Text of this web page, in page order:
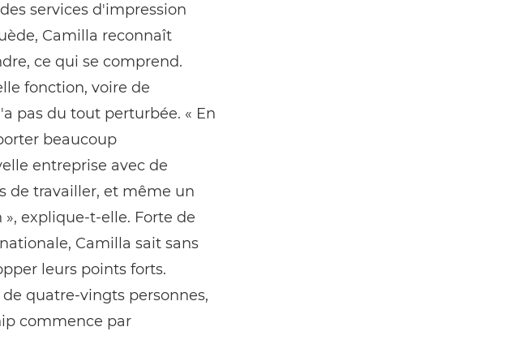
services d'impression
Camilla reconnaît
ce qui se comprend.
fonction, voire de
pas du tout perturbée. « En
beaucoup
entreprise avec de
de travailler, et même un
explique-t-elle. Forte de
Camilla sait sans
leurs points forts.
quatre-vingts personnes,
commence par